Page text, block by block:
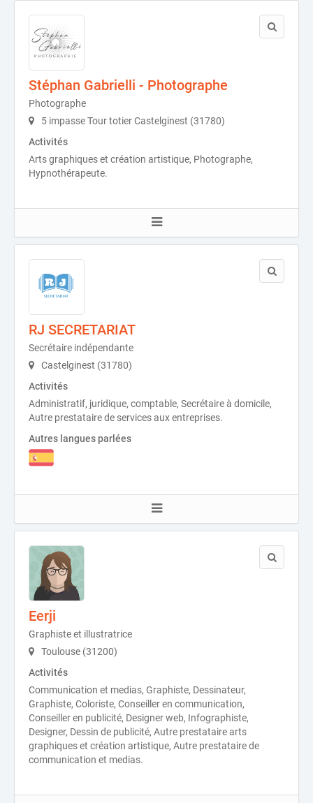
Stéphan Gabrielli - Photographe
Photographe
5 impasse Tour totier Castelginest (31780)
Activités
Arts graphiques et création artistique, Photographe,
Hypnothérapeute.
RJ SECRETARIAT
Secrétaire indépendante
Castelginest (31780)
Activités
Administratif, juridique, comptable, Secrétaire à domicile,
Autre prestataire de services aux entreprises.
Autres langues parlées
Eerji
Graphiste et illustratrice
Toulouse (31200)
Activités
Communication et medias, Graphiste, Dessinateur,
Graphiste, Coloriste, Conseiller en communication,
Conseiller en publicité, Designer web, Infographiste,
Designer, Dessin de publicité, Autre prestataire arts
graphiques et création artistique, Autre prestataire de
communication et medias.